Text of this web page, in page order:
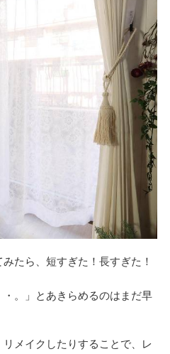
たら、短すぎた！長すぎた！
・。」とあきらめるのはまだ早
メイクしたりすることで、レ